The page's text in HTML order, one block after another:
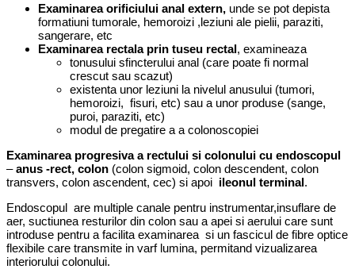
Examinarea orificiului anal extern, unde se pot depista
formatiuni tumorale, hemoroizi ,leziuni ale pielii, paraziti,
sangerare, etc
Examinarea rectala prin tuseu rectal, examineaza
tonusului sfincterului anal (care poate fi normal
crescut sau scazut)
existenta unor leziuni la nivelul anusului (tumori,
hemoroizi, fisuri, etc) sau a unor produse (sange,
puroi, paraziti, etc)
modul de pregatire a a colonoscopiei
Examinarea progresiva a rectului si colonului cu endoscopul
–anus -rect, colon (colon sigmoid, colon descendent, colon
transvers, colon ascendent, cec) si apoi ileonul terminal.
Endoscopul are multiple canale pentru instrumentar,insuflare de
aer, suctiunea resturilor din colon sau a apei si aerului care sunt
introduse pentru a facilita examinarea si un fascicul de fibre optice
flexibile care transmite in varf lumina, permitand vizualizarea
interiorului colonului.